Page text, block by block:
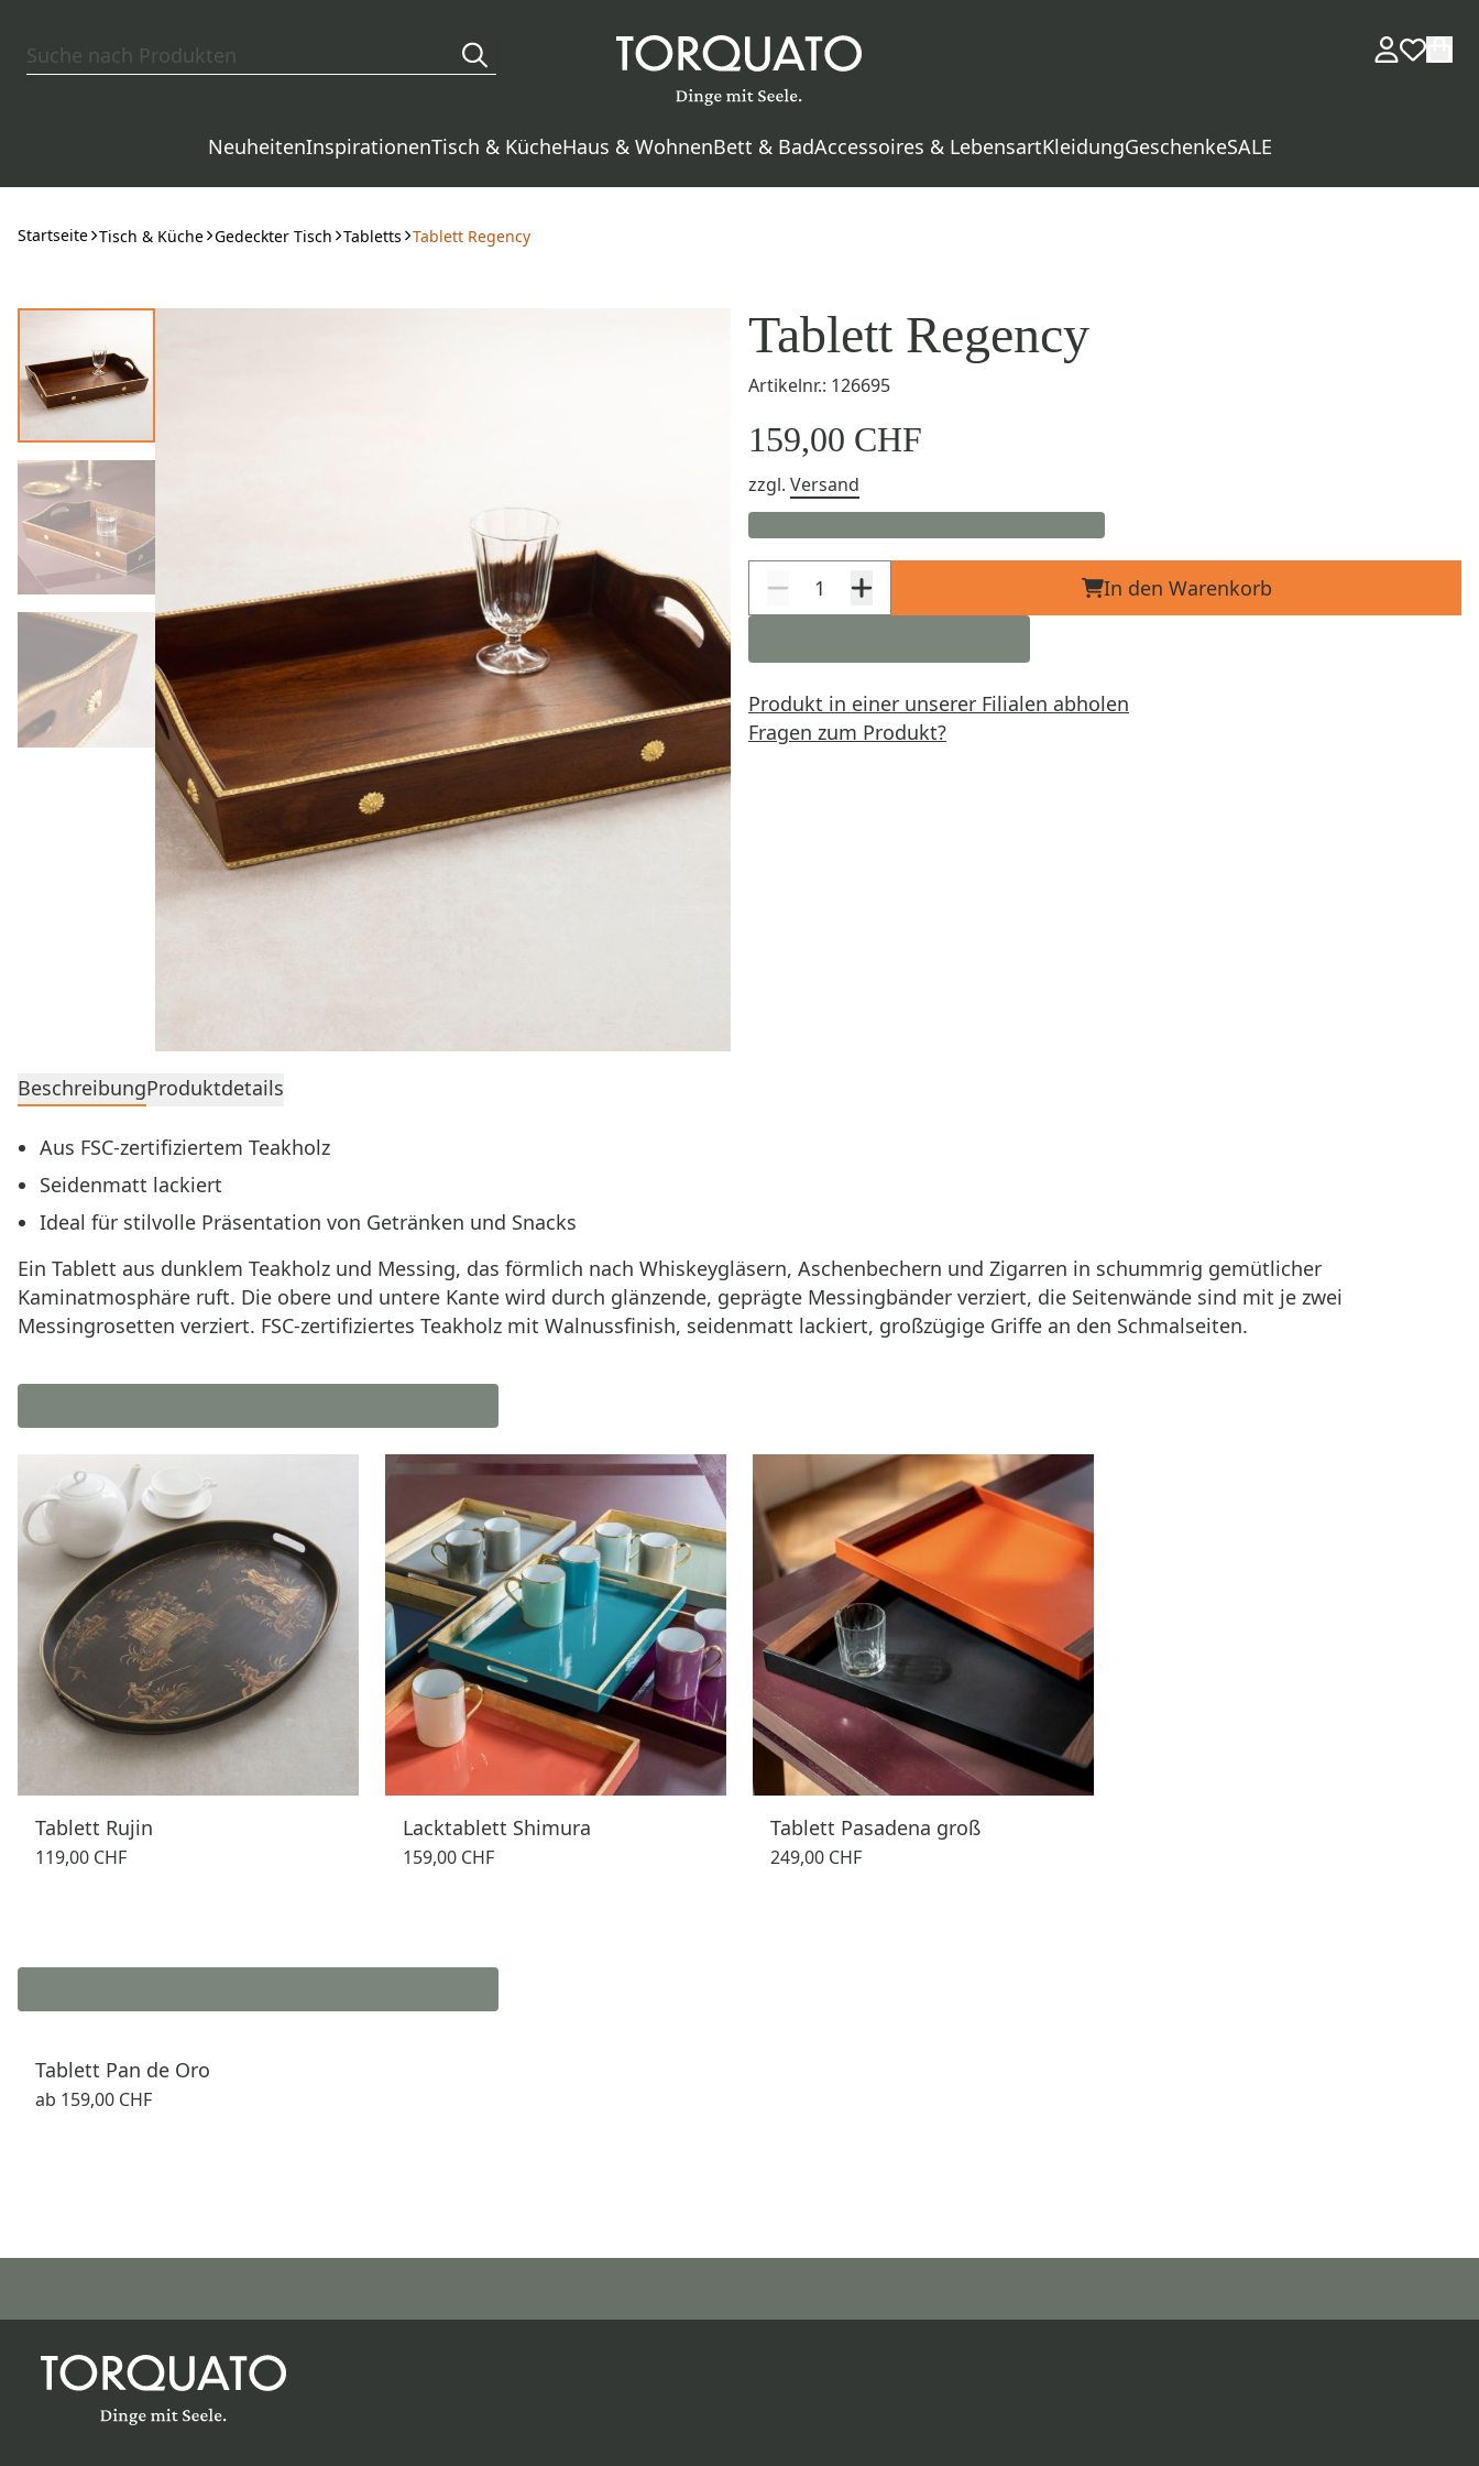
NeuheitenInspirationenTisch & KücheHaus & WohnenBett & BadAccessoires & LebensartKleidungGeschenkeSALE
Startseite Tisch & Küche Gedeckter Tisch Tabletts Tablett Regency
Tablett Regency
Artikelnr.: 126695
159,00 CHF
zzgl. Versand
In den Warenkorb
Produkt in einer unserer Filialen abholen
Fragen zum Produkt?
BeschreibungProduktdetails
Aus FSC-zertifiziertem Teakholz
Seidenmatt lackiert
Ideal für stilvolle Präsentation von Getränken und Snacks
Ein Tablett aus dunklem Teakholz und Messing, das förmlich nach Whiskeygläsern, Aschenbechern und Zigarren in schummrig gemütlicher
Kaminatmosphäre ruft. Die obere und untere Kante wird durch glänzende, geprägte Messingbänder verziert, die Seitenwände sind mit je zwei
Messingrosetten verziert. FSC-zertifiziertes Teakholz mit Walnussfinish, seidenmatt lackiert, großzügige Griffe an den Schmalseiten.
Tablett Rujin
119,00 CHF
Lacktablett Shimura
159,00 CHF
Tablett Pasadena groß
249,00 CHF
Tablett Pan de Oro
ab 159,00 CHF